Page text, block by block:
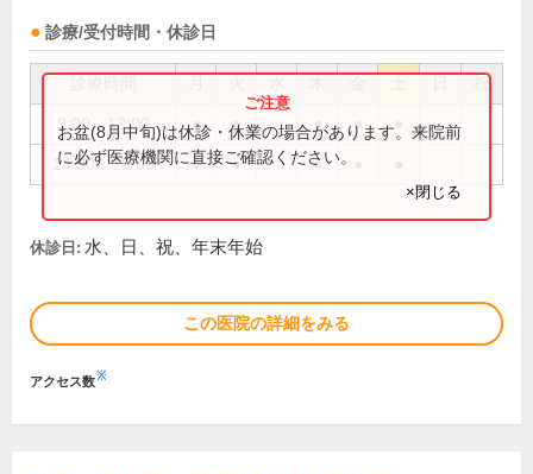
診療/受付時間・休診日
祝
9:00～13:00 ● ● ● ●
14:00～18:00 ● ● ●
お盆(8月中旬)は休診・休業の場合があります。来院前
に必ず医療機関に直接ご確認ください。
×閉じる
休診日: 水、日、祝、年末年始
この医院の詳細をみる
アクセス数※